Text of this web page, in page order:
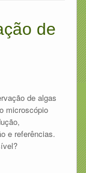
de
de algas
microscópio
e referências.